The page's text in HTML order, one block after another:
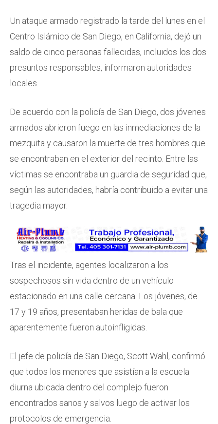
Un ataque armado registrado la tarde del lunes en el
Centro Islámico de San Diego, en California, dejó un
saldo de cinco personas fallecidas, incluidos los dos
presuntos responsables, informaron autoridades
locales.
De acuerdo con la policía de San Diego, dos jóvenes
armados abrieron fuego en las inmediaciones de la
mezquita y causaron la muerte de tres hombres que
se encontraban en el exterior del recinto. Entre las
víctimas se encontraba un guardia de seguridad que,
según las autoridades, habría contribuido a evitar una
tragedia mayor.
Tras el incidente, agentes localizaron a los
sospechosos sin vida dentro de un vehículo
estacionado en una calle cercana. Los jóvenes, de
17 y 19 años, presentaban heridas de bala que
aparentemente fueron autoinfligidas.
El jefe de policía de San Diego, Scott Wahl, confirmó
que todos los menores que asistían a la escuela
diurna ubicada dentro del complejo fueron
encontrados sanos y salvos luego de activar los
protocolos de emergencia.